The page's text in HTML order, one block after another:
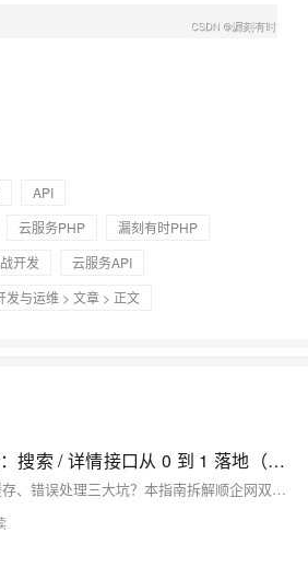
API
云服务PHP
漏刻有时PHP
开发
云服务API
发与运维 > 文章 > 正文
顺企网 API 开发实战：搜索 / 详情接口从 0 到 1 落地（附 Elasticsearch 优化 + 错误速查）
企业API开发常陷参数、缓存、错误处理三大坑？本指南拆解顺企网双接口全流程，涵盖搜索优化、签名验证、限流应对，附可复用代码与错误速查表，助你2小时高效搞定开发，提升响应速度与稳定性。